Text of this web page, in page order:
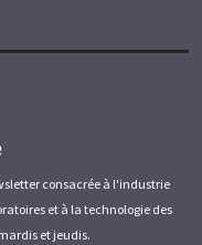
consacrée à l'industrie
et à la technologie des
et jeudis.